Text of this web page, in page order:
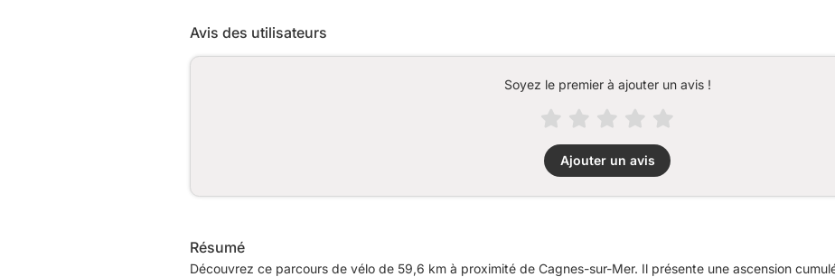
Avis des utilisateurs
Soyez le premier à ajouter un avis !
Ajouter un avis
Résumé
Découvrez ce parcours de vélo de 59,6 km à proximité de Cagnes-sur-Mer. Il présente une ascension